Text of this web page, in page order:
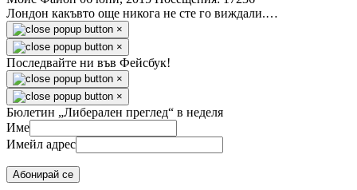
Лондон какъвто още никога не сте го виждали.…
×
×
Последвайте ни във Фейсбук!
×
×
Бюлетин „Либерален преглед“ в неделя
Име
Имейл адрес
Абонирай се